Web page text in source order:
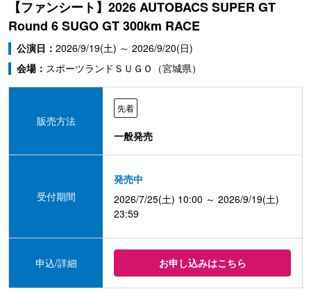
【ファンシート】2026 AUTOBACS SUPER GT
Round 6 SUGO GT 300km RACE
公演日： 2026/9/19(土) ～ 2026/9/20(日)
会場： スポーツランドＳＵＧＯ（宮城県）
販売方法
先着
一般発売
受付期間
発売中
2026/7/25(土) 10:00 ～ 2026/9/19(土)
23:59
申込/詳細 お申し込みはこちら